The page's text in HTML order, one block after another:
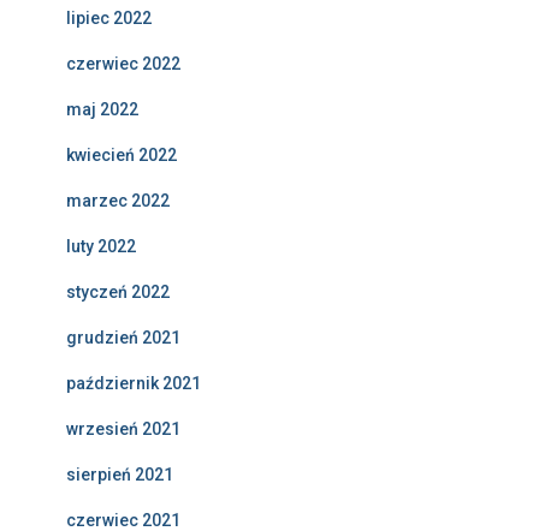
lipiec 2022
czerwiec 2022
maj 2022
kwiecień 2022
marzec 2022
luty 2022
styczeń 2022
grudzień 2021
październik 2021
wrzesień 2021
sierpień 2021
czerwiec 2021